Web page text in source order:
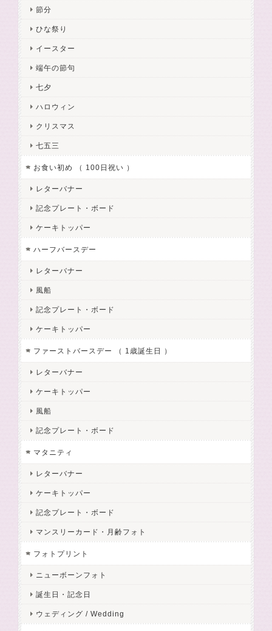
節分
ひな祭り
イースター
端午の節句
七夕
ハロウィン
クリスマス
七五三
お食い初め （ 100日祝い ）
レターバナー
記念プレート・ボード
ケーキトッパー
ハーフバースデー
レターバナー
風船
記念プレート・ボード
ケーキトッパー
ファーストバースデー （ 1歳誕生日 ）
レターバナー
ケーキトッパー
風船
記念プレート・ボード
マタニティ
レターバナー
ケーキトッパー
記念プレート・ボード
マンスリーカード・月齢フォト
フォトプリント
ニューボーンフォト
誕生日・記念日
ウェディング / Wedding